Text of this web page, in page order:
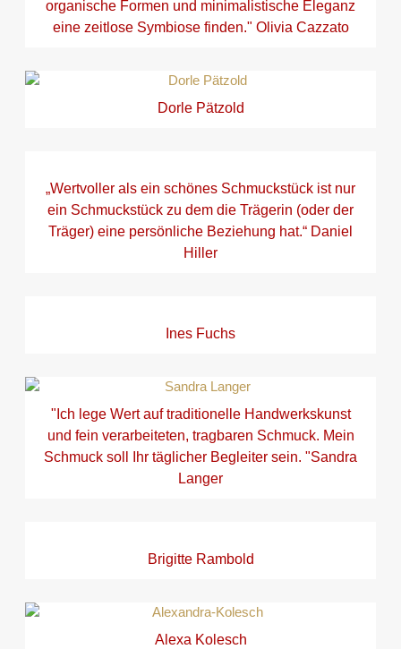
organische Formen und minimalistische Eleganz
eine zeitlose Symbiose finden." Olivia Cazzato
Dorle Pätzold
„Wertvoller als ein schönes Schmuckstück ist nur
ein Schmuckstück zu dem die Trägerin (oder der
Träger) eine persönliche Beziehung hat.“ Daniel
Hiller
Ines Fuchs
"Ich lege Wert auf traditionelle Handwerkskunst
und fein verarbeiteten, tragbaren Schmuck. Mein
Schmuck soll Ihr täglicher Begleiter sein. "Sandra
Langer
Brigitte Rambold
Alexa Kolesch